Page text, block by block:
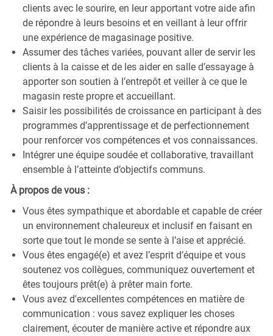
clients avec le sourire, en leur apportant votre aide afin
de répondre à leurs besoins et en veillant à leur offrir
une expérience de magasinage positive.
Assumer des tâches variées, pouvant aller de servir les
clients à la caisse et de les aider en salle d’essayage à
apporter son soutien à l’entrepôt et veiller à ce que le
magasin reste propre et accueillant.
Saisir les possibilités de croissance en participant à des
programmes d’apprentissage et de perfectionnement
pour renforcer vos compétences et vos connaissances.
Intégrer une équipe soudée et collaborative, travaillant
ensemble à l’atteinte d’objectifs communs.
À propos de vous :
Vous êtes sympathique et abordable et capable de créer
un environnement chaleureux et inclusif en faisant en
sorte que tout le monde se sente à l’aise et apprécié.
Vous êtes engagé(e) et avez l’esprit d’équipe et vous
soutenez vos collègues, communiquez ouvertement et
êtes toujours prêt(e) à prêter main forte.
Vous avez d'excellentes compétences en matière de
communication : vous savez expliquer les choses
clairement, écouter de manière active et répondre aux